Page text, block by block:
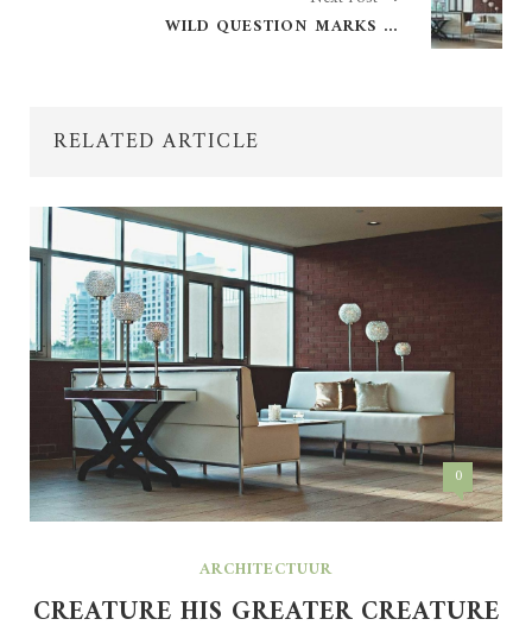
WILD QUESTION MARKS AND DEVIOUS
RELATED ARTICLE
0
ARCHITECTUUR
CREATURE HIS GREATER CREATURE